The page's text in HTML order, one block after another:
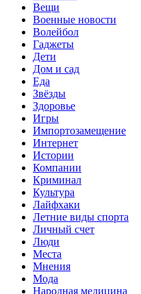
Вещи
Военные новости
Волейбол
Гаджеты
Дети
Дом и сад
Еда
Звёзды
Здоровье
Игры
Импортозамещение
Интернет
Истории
Компании
Криминал
Культура
Лайфхаки
Летние виды спорта
Личный счет
Люди
Места
Мнения
Мода
Народная медицина